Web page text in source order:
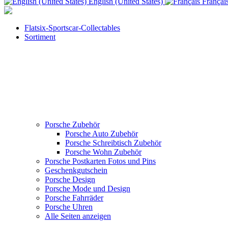
Flatsix-Sportscar-Collectables
Sortiment
Porsche Zubehör
Porsche Auto Zubehör
Porsche Schreibtisch Zubehör
Porsche Wohn Zubehör
Porsche Postkarten Fotos und Pins
Geschenkgutschein
Porsche Design
Porsche Mode und Design
Porsche Fahrräder
Porsche Uhren
Alle Seiten anzeigen